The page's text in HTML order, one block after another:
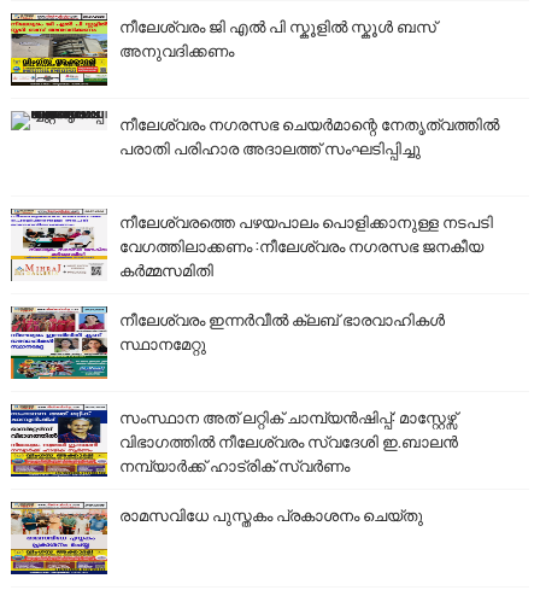
നീലേശ്വരം ജി എൽ പി സ്കൂളിൽ സ്കൂൾ ബസ്
അനുവദിക്കണം
നീലേശ്വരം നഗരസഭ ചെയർമാന്റെ നേതൃത്വത്തിൽ
പരാതി പരിഹാര അദാലത്ത് സംഘടിപ്പിച്ചു
നീലേശ്വരത്തെ പഴയപാലം പൊളിക്കാനുള്ള നടപടി
വേഗത്തിലാക്കണം :നീലേശ്വരം നഗരസഭ ജനകീയ
കർമ്മസമിതി
നീലേശ്വരം ഇന്നർവീൽ ക്ലബ് ഭാരവാഹികൾ
സ്ഥാനമേറ്റു
സംസ്ഥാന അത് ലറ്റിക് ചാമ്പ്യൻഷിപ്പ്: മാസ്റ്റേഴ്സ്
വിഭാഗത്തിൽ നീലേശ്വരം സ്വദേശി ഇ.ബാലൻ
നമ്പ്യാർക്ക് ഹാട്രിക് സ്വർണം
രാമസവിധേ പുസ്തകം പ്രകാശനം ചെയ്തു